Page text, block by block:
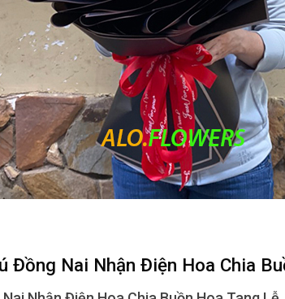
Đồng Nai Nhận Điện Hoa Chia